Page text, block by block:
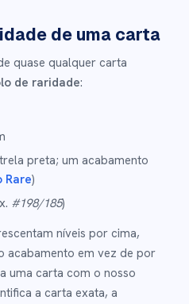
de uma carta
quase qualquer carta
de raridade:
preta; um acabamento
Rare)
#198/185)
níveis por cima,
acabamento em vez de por
uma carta com o nosso
a carta exata, a